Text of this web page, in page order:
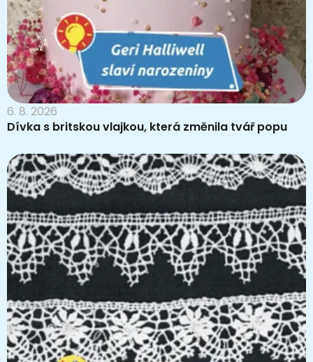
6. 8. 2026
Dívka s britskou vlajkou, která změnila tvář popu